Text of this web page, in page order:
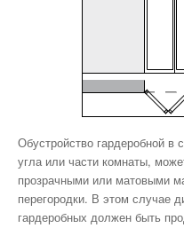
Обустройство гардеробной в
угла или части комнаты,
прозрачными или матовыми
перегородки. В этом случае
гардеробных должен быть